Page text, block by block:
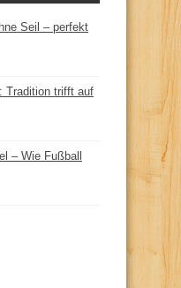
Seil – perfekt
Tradition trifft auf
– Wie Fußball